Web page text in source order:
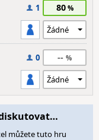
1 80
0 --
můžete tuto hru